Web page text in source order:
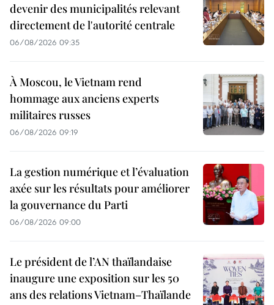
devenir des municipalités relevant
directement de l'autorité centrale
06/08/2026 09:35
À Moscou, le Vietnam rend
hommage aux anciens experts
militaires russes
06/08/2026 09:19
La gestion numérique et l’évaluation
axée sur les résultats pour améliorer
la gouvernance du Parti
06/08/2026 09:00
Le président de l’AN thaïlandaise
inaugure une exposition sur les 50
ans des relations Vietnam–Thaïlande